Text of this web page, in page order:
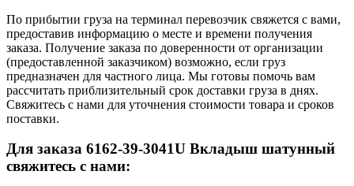
По прибытии груза на терминал перевозчик свяжется с вами,
предоставив информацию о месте и времени получения
заказа. Получение заказа по доверенности от организации
(предоставленной заказчиком) возможно, если груз
предназначен для частного лица. Мы готовы помочь вам
рассчитать приблизительный срок доставки груза в днях.
Свяжитесь с нами для уточнения стоимости товара и сроков
поставки.
Для заказа 6162-39-3041U Вкладыш шатунный
свяжитесь с нами: